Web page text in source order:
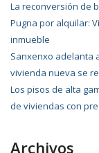
La reconversión de
Pugna por alquilar:
inmueble
Sanxenxo adelanta
vivienda nueva se
Los pisos de alta
de viviendas con
Archivos